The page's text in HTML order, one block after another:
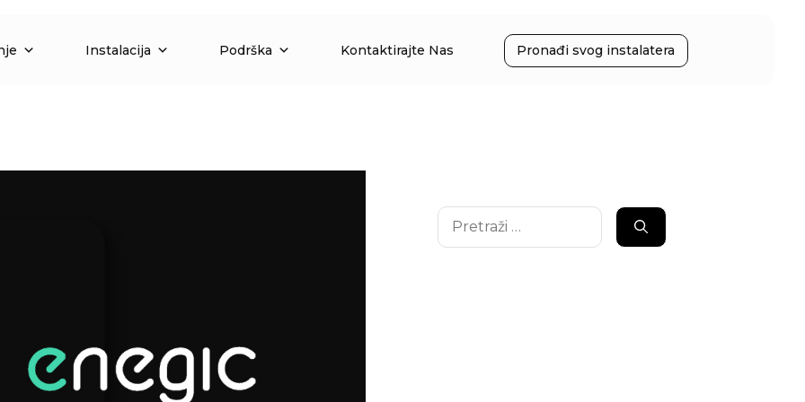
Instalacija Podrška Kontaktirajte Nas Pronađi svog instalatera
Pretraži: